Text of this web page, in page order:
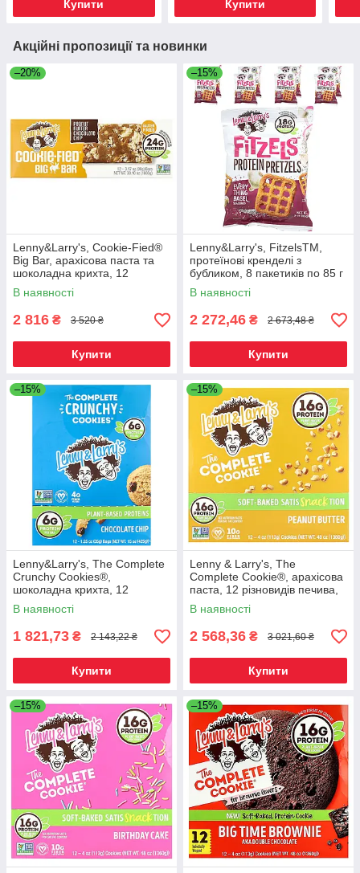
Купити Купити
Акційні пропозиції та новинки
–20%
Lenny&Larry's, Cookie-Fied®
Big Bar, арахісова паста та
шоколадна крихта, 12
батончиків по 90 г (3,17, Київ
В наявності
2 816 ₴ 3 520 ₴
Купити
–15%
Lenny&Larry's, FitzelsTM,
протеїнові кренделі з
бубликом, 8 пакетиків по 85 г
(3 унції), Київ
В наявності
2 272,46 ₴ 2 673,48 ₴
Купити
–15%
Lenny&Larry's, The Complete
Crunchy Cookies®,
шоколадна крихта, 12
пакетиків по 35 г (1,25 унції),
Київ
В наявності
1 821,73 ₴ 2 143,22 ₴
Купити
–15%
Lenny & Larry's, The
Complete Cookie®, арахісова
паста, 12 різновидів печива,
113 г (4 унції), Київ
В наявності
2 568,36 ₴ 3 021,60 ₴
Купити
–15% –15%